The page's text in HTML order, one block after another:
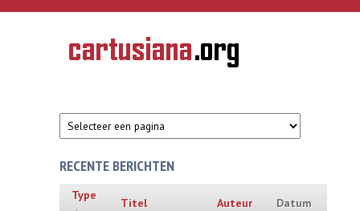
Overslaan en naar de inhoud gaan
CARTUSIANA
Geschiedenis
van de
RECENTE BERICHTEN
Type
Titel Auteur Datum